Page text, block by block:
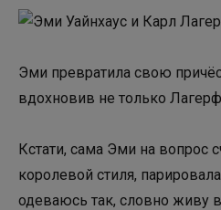
Эми превратила свою
вдохновив не только
Кстати, сама Эми на вопрос
королевой стиля,
одеваюсь так, словно живу